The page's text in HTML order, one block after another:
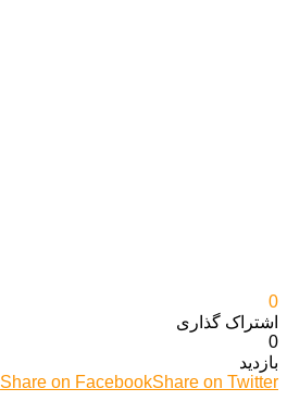
0
اشتراک گذاری‌
0
بازدید
Share on FacebookShare on Twitter